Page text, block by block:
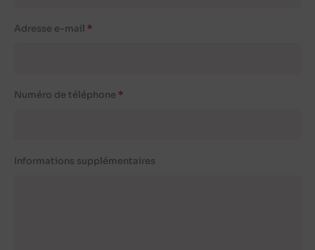
Adresse e-mail
Numéro de téléphone
Informations supplémentaires